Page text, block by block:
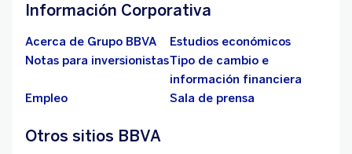
Información Corporativa
Acerca de Grupo BBVA
Estudios económicos
Notas para inversionistasTipo de cambio e
información financiera
Empleo
Sala de prensa
Otros sitios BBVA